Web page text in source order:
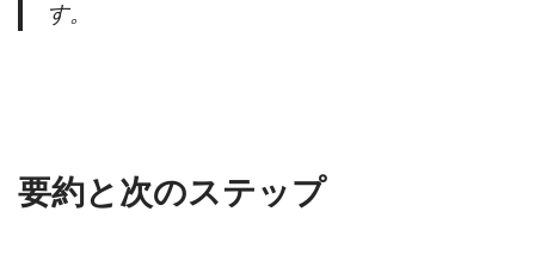
す。
要約と次のステップ